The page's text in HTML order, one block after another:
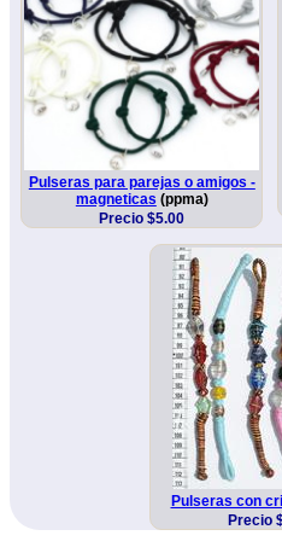
Pulseras para parejas o amigos -
magneticas (ppma)
Precio $5.00
Pulseras con
Precio